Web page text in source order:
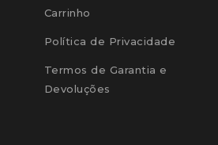
Carrinho
Política de Privacidade
Termos de Garantia e
Devoluções